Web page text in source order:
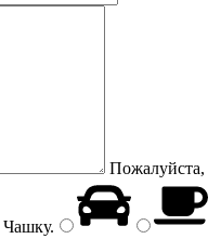
Пожалуйста,
Чашку.